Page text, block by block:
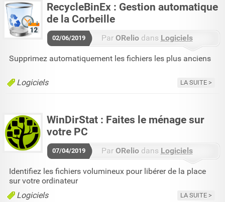
RecycleBinEx : Gestion automatique
de la Corbeille
02/06/2019 Par ORelio dans Logiciels
2 commentaires
Supprimez automatiquement les fichiers les plus anciens
Logiciels LA SUITE
WinDirStat : Faites le ménage sur
votre PC
07/04/2019 Par ORelio dans Logiciels
3 commentaires
Identifiez les fichiers volumineux pour libérer de la place
sur votre ordinateur
Logiciels
LA SUITE